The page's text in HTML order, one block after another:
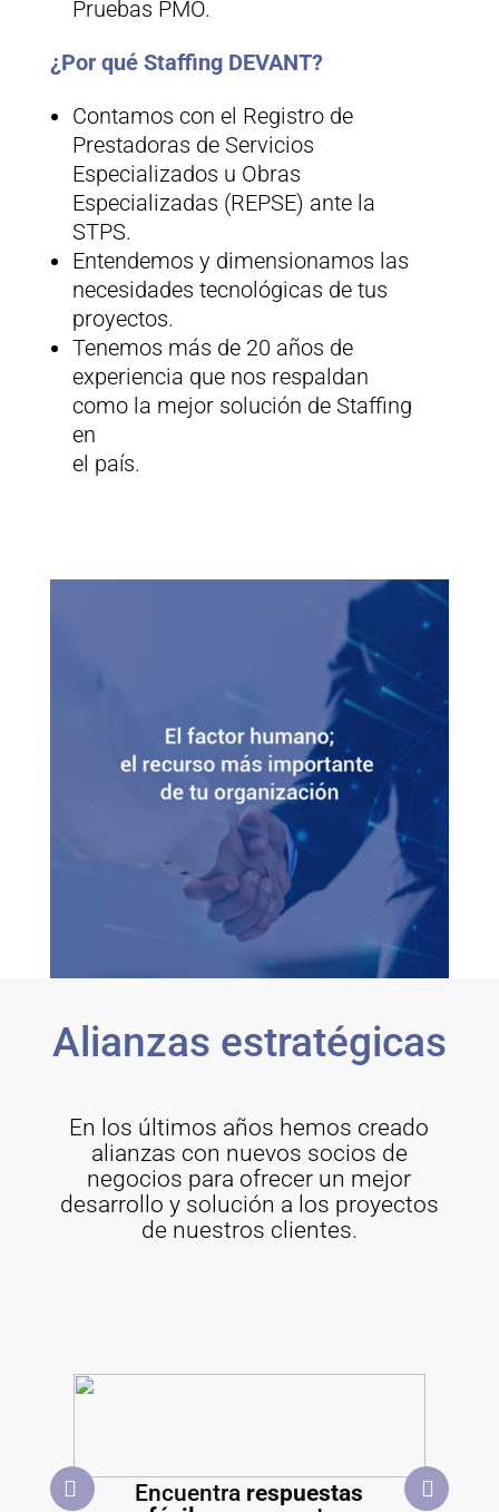
Pruebas PMO.
¿Por qué Staffing DEVANT?
Contamos con el Registro de
Prestadoras de Servicios
Especializados u Obras
Especializadas (REPSE) ante la
STPS.
Entendemos y dimensionamos las
necesidades tecnológicas de tus
proyectos.
Tenemos más de 20 años de
experiencia que nos respaldan
como la mejor solución de Staffing
en
el país.
Alianzas estratégicas
En los últimos años hemos creado
alianzas con nuevos socios de
negocios para ofrecer un mejor
desarrollo y solución a los proyectos
de nuestros clientes.
Encuentra respuestas